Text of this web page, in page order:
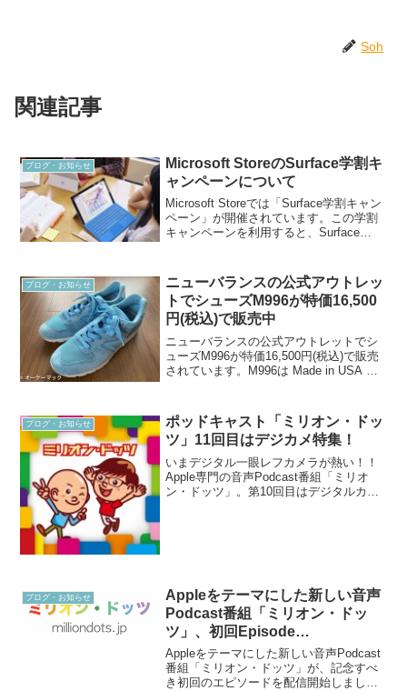
Soh
関連記事
ブログ・お知らせ
Microsoft StoreのSurface学割キ
ャンペーンについて
Microsoft Storeでは「Surface学割キャン
ペーン」が開催されています。この学割
キャンペーンを利用すると、Surface
は、教職員・学生・生徒...
ブログ・お知らせ
ニューバランスの公式アウトレッ
トでシューズM996が特価16,500
円(税込)で販売中
ニューバランスの公式アウトレットでシ
ューズM996が特価16,500円(税込)で販売
されています。M996は Made in USA の
円(税込)で販...
ブログ・お知らせ
ポッドキャスト「ミリオン・ドッ
ツ」11回目はデジカメ特集！
いまデジタル一眼レフカメラが熱い！！
Apple専門の音声Podcast番組「ミリオ
ン・ドッツ」。第10回目はデジタルカメ
ブログ・お知らせ
Appleをテーマにした新しい音声
Podcast番組「ミリオン・ドッ
ツ」、初回Episode
1「MacBook Air (Early 2014) は
買いでしょ！前編」を配信開始！
Appleをテーマにした新しい音声Podcast
番組「ミリオン・ドッツ」が、記念すべ
き初回のエピソードを配信開始しました